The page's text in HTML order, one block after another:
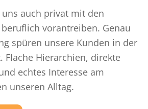
auch privat mit den
vorantreiben. Genau
spüren unsere Kunden in der
Flache Hierarchien, direkte
echtes Interesse am
unseren Alltag.